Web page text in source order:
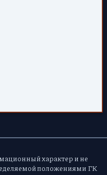
характер и не
положениями ГК